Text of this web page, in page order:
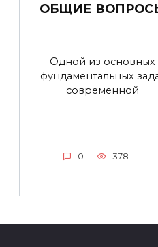
ОБЩИЕ
Одной из основных
фундаментальных
современной
0 378